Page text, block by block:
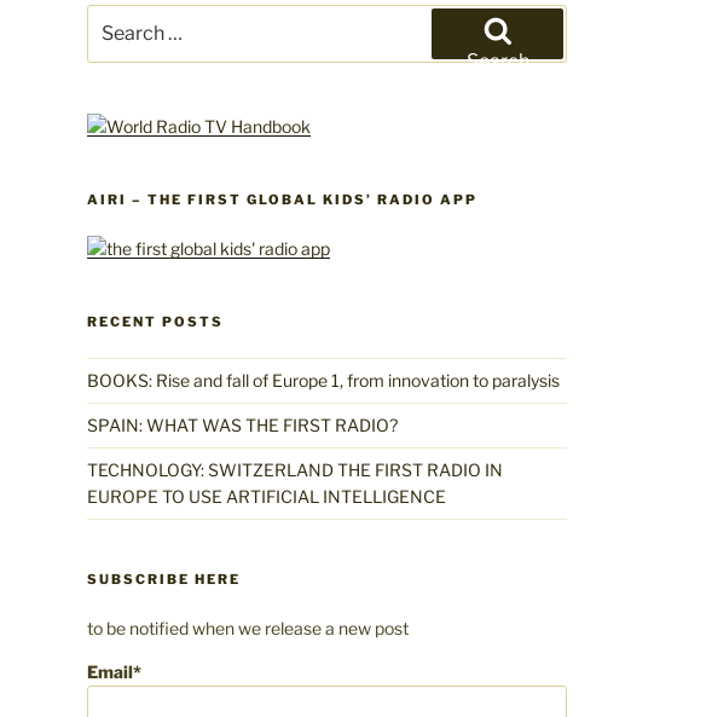
for:
Search
AIRI – THE FIRST GLOBAL KIDS’ RADIO APP
RECENT POSTS
BOOKS: Rise and fall of Europe 1, from innovation to paralysis
SPAIN: WHAT WAS THE FIRST RADIO?
TECHNOLOGY: SWITZERLAND THE FIRST RADIO IN
EUROPE TO USE ARTIFICIAL INTELLIGENCE
SUBSCRIBE HERE
to be notified when we release a new post
Email*